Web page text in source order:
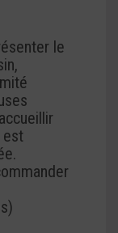
le
est